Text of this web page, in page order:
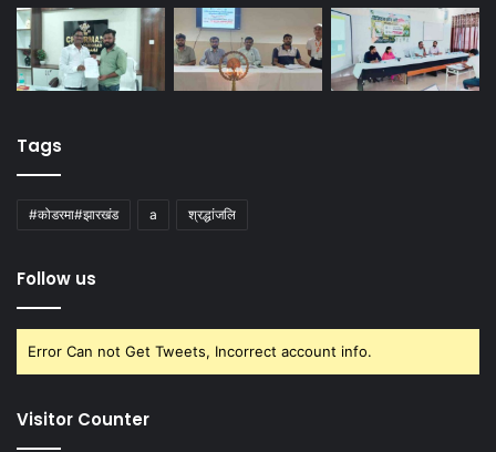
Tags
#कोडरमा#झारखंड a श्रद्धांजलि
Follow us
Error Can not Get Tweets, Incorrect account info.
Visitor Counter